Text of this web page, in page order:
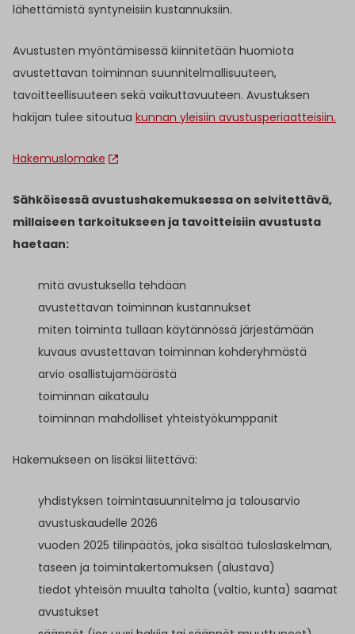
lähettämistä syntyneisiin kustannuksiin.
Avustusten myöntämisessä kiinnitetään huomiota
avustettavan toiminnan suunnitelmallisuuteen,
tavoitteellisuuteen sekä vaikuttavuuteen. Avustuksen
hakijan tulee sitoutua kunnan yleisiin avustusperiaatteisiin.
Hakemuslomake
Sähköisessä avustushakemuksessa on selvitettävä,
millaiseen tarkoitukseen ja tavoitteisiin avustusta
haetaan:
mitä avustuksella tehdään
avustettavan toiminnan kustannukset
miten toiminta tullaan käytännössä järjestämään
kuvaus avustettavan toiminnan kohderyhmästä
arvio osallistujamäärästä
toiminnan aikataulu
toiminnan mahdolliset yhteistyökumppanit
Hakemukseen on lisäksi liitettävä:
yhdistyksen toimintasuunnitelma ja talousarvio
avustuskaudelle 2026
vuoden 2025 tilinpäätös, joka sisältää tuloslaskelman,
taseen ja toimintakertomuksen (alustava)
tiedot yhteisön muulta taholta (valtio, kunta) saamat
avustukset